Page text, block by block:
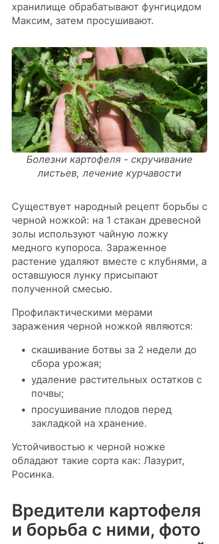
хранилище обрабатывают фунгицидом
Максим, затем просушивают.
Болезни картофеля - скручивание
листьев, лечение курчавости
Существует народный рецепт борьбы с
черной ножкой: на 1 стакан древесной
золы используют чайную ложку
медного купороса. Зараженное
растение удаляют вместе с клубнями, а
оставшуюся лунку присыпают
полученной смесью.
Профилактическими мерами
заражения черной ножкой являются:
скашивание ботвы за 2 недели до
сбора урожая;
удаление растительных остатков с
почвы;
просушивание плодов перед
закладкой на хранение.
Устойчивостью к черной ножке
обладают такие сорта как: Лазурит,
Росинка.
Вредители картофеля
и борьба с ними, фото